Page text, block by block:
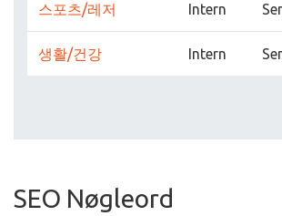
스포츠/레저 Intern
생활/건강 Intern
SEO Nøgleord